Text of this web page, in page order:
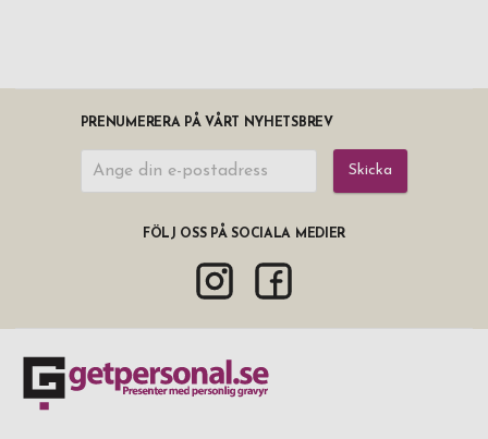
PRENUMERERA PÅ VÅRT NYHETSBREV
Skicka
FÖLJ OSS PÅ SOCIALA MEDIER